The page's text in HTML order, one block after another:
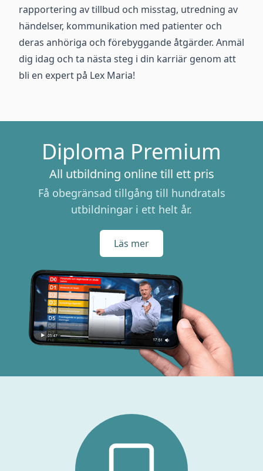
rapportering av tillbud och misstag, utredning av
händelser, kommunikation med patienter och
deras anhöriga och förebyggande åtgärder. Anmäl
dig idag och ta nästa steg i din karriär genom att
bli en expert på Lex Maria!
Diploma Premium
All utbildning online till ett pris
Få obegränsad tillgång till hundratals
utbildningar i ett helt år.
Läs mer